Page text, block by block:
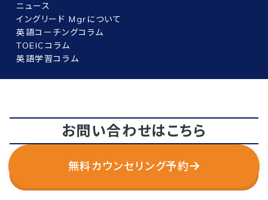
ニュース
イングリード Mgrについて
英語コーチングコラム
TOEICコラム
英語学習コラム
お問い合わせはこちら
無料オンラインカウンセリング
無料カウンセリング予約